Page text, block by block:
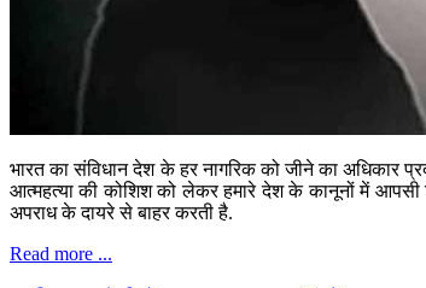
भारत का संविधान देश के हर नागरिक को जीने का अधिकार
आत्महत्या की कोशिश को लेकर हमारे देश के कानूनों में आपसी
अपराध के दायरे से बाहर करती है.
Read more ...